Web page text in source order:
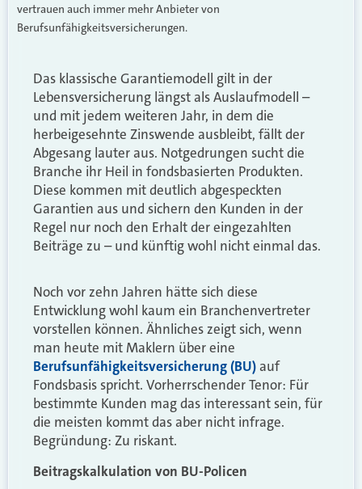
vertrauen auch immer mehr Anbieter von
Berufsunfähigkeitsversicherungen.
Das klassische Garantiemodell gilt in der
Lebensversicherung längst als Auslaufmodell –
und mit jedem weiteren Jahr, in dem die
herbeigesehnte Zinswende ausbleibt, fällt der
Abgesang lauter aus. Notgedrungen sucht die
Branche ihr Heil in fondsbasierten Produkten.
Diese kommen mit deutlich abgespeckten
Garantien aus und sichern den Kunden in der
Regel nur noch den Erhalt der eingezahlten
Beiträge zu – und künftig wohl nicht einmal das.
Noch vor zehn Jahren hätte sich diese
Entwicklung wohl kaum ein Branchenvertreter
vorstellen können. Ähnliches zeigt sich, wenn
man heute mit Maklern über eine
Berufsunfähigkeitsversicherung (BU)auf
Fondsbasis spricht. Vorherrschender Tenor: Für
bestimmte Kunden mag das interessant sein, für
die meisten kommt das aber nicht infrage.
Begründung: Zu riskant.
Beitragskalkulation von BU-Policen